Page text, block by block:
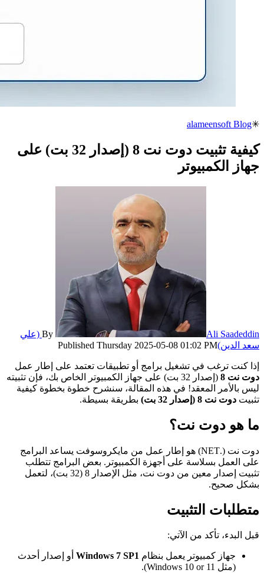
✳
alameensoft Blog
كيفية تثبيت دوت نت 8 (إصدار 32 بت) على
جهاز الكمبيوتر
By Ali Saadeddin (علي
سعد الدين)
Published Thursday 2025-05-08 01:02 PM
إذا كنت ترغب في تشغيل برامج أو تطبيقات تعتمد على إطار عمل
دوت نت 8
(إصدار 32 بت) على جهاز الكمبيوتر الخاص بك، فإن تثبيته
ليس بالأمر المعقد! في هذه المقالة، سنشرح خطوة بخطوة كيفية
تثبيت دوت نت 8 (إصدار 32 بت) بطريقة بسيطة.
ما هو دوت نت؟
دوت نت (.NET) هو إطار عمل من مايكروسوفت يساعد البرامج
على العمل بسلاسة على أجهزة الكمبيوتر. بعض البرامج تتطلب
تثبيت إصدار معين من دوت نت، مثل الإصدار 8 (32 بت)، لتعمل
بشكل صحيح.
متطلبات التثبيت
قبل البدء، تأكد من الآتي:
جهاز كمبيوتر يعمل بنظام Windows 7 SP1 أو إصدار أحدث
(مثل Windows 10 or 11).